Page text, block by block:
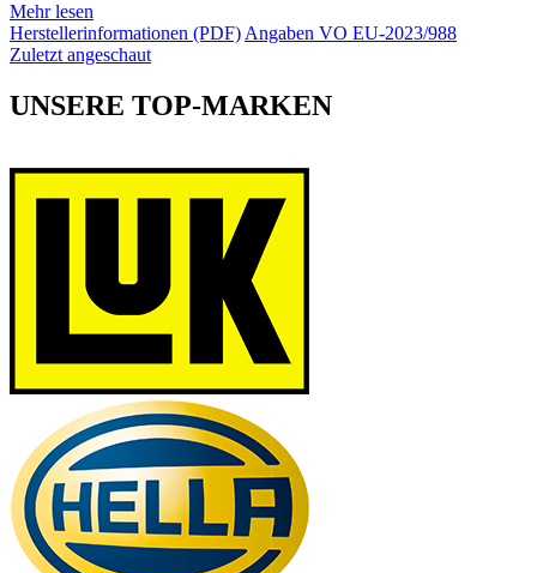
Mehr lesen
Herstellerinformationen (PDF)Angaben VO EU-2023/988
Zuletzt angeschaut
UNSERE TOP-MARKEN